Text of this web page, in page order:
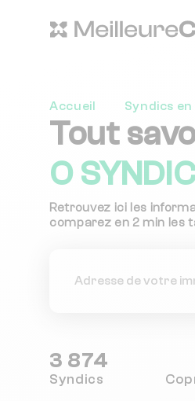
Accueil Syndics
Tout
O
Retrouvez ici les
comparez en 2 min les
3 874
Syndics